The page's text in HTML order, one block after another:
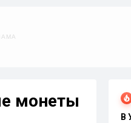
монеты
В